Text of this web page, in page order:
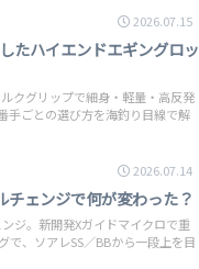
2026.07.15
たハイエンドエギングロッ
クグリップで細身・軽量・高反発
手ごとの選び方を海釣り目線で解
2026.07.14
ェンジで何が変わった？
ジ。新開発Xガイドマイクロで重
、ソアレSS／BBから一段上を目